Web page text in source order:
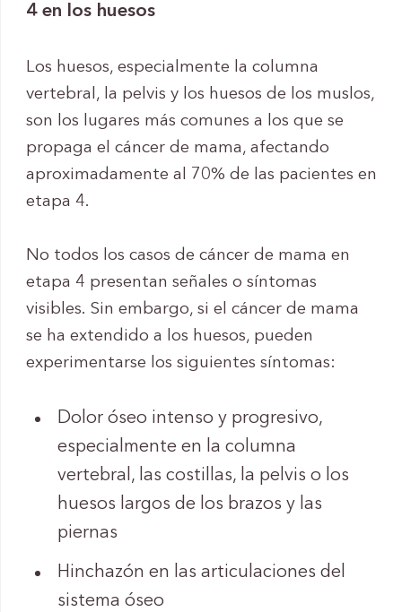
4 en los huesos
Los huesos, especialmente la columna
vertebral, la pelvis y los huesos de los muslos,
son los lugares más comunes a los que se
propaga el cáncer de mama, afectando
aproximadamente al 70% de las pacientes en
etapa 4.
No todos los casos de cáncer de mama en
etapa 4 presentan señales o síntomas
visibles. Sin embargo, si el cáncer de mama
se ha extendido a los huesos, pueden
experimentarse los siguientes síntomas:
Dolor óseo intenso y progresivo,
especialmente en la columna
vertebral, las costillas, la pelvis o los
huesos largos de los brazos y las
piernas
Hinchazón en las articulaciones del
sistema óseo